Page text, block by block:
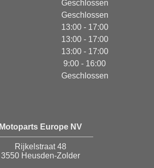
Geschlossen
Geschlossen
13:00 - 17:00
13:00 - 17:00
13:00 - 17:00
9:00 - 16:00
Geschlossen
Motoparts Europe NV
Rijkelstraat 48
3550 Heusden-Zolder